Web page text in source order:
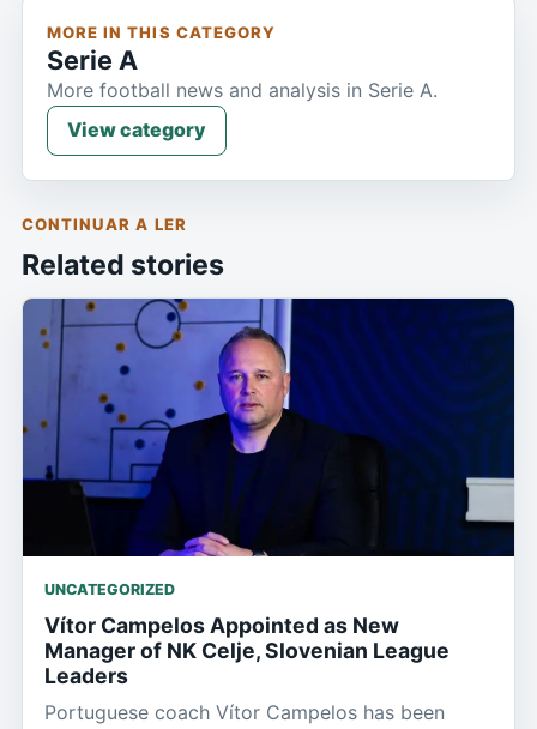
MORE IN THIS CATEGORY
Serie A
More football news and analysis in Serie A.
View category
CONTINUAR A LER
Related stories
UNCATEGORIZED
Vítor Campelos Appointed as New
Manager of NK Celje, Slovenian League
Leaders
Portuguese coach Vítor Campelos has been